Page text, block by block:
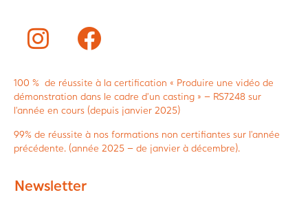
100 % de réussite à la certification « Produire une vidéo de
démonstration dans le cadre d’un casting » – RS7248 sur
l’année en cours (depuis janvier 2025)
99% de réussite à nos formations non certifiantes sur l’année
précédente. (année 2025 – de janvier à décembre).
Newsletter